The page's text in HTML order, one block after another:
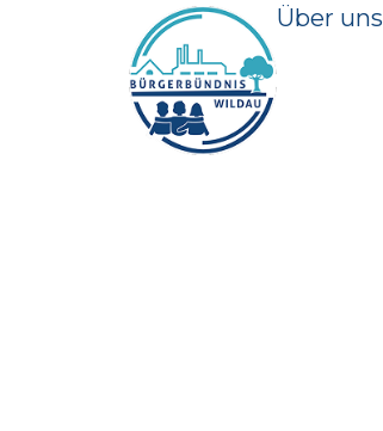
Über uns